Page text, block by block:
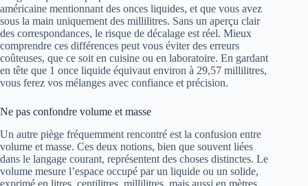
américaine mentionnant des onces liquides, et que vous avez
sous la main uniquement des millilitres. Sans un aperçu clair
des correspondances, le risque de décalage est réel. Mieux
comprendre ces différences peut vous éviter des erreurs
coûteuses, que ce soit en cuisine ou en laboratoire. En gardant
en tête que 1 once liquide équivaut environ à 29,57 millilitres,
vous ferez vos mélanges avec confiance et précision.
Ne pas confondre volume et masse
Un autre piège fréquemment rencontré est la confusion entre
volume et masse. Ces deux notions, bien que souvent liées
dans le langage courant, représentent des choses distinctes. Le
volume mesure l’espace occupé par un liquide ou un solide,
exprimé en litres, centilitres, millilitres, mais aussi en mètres